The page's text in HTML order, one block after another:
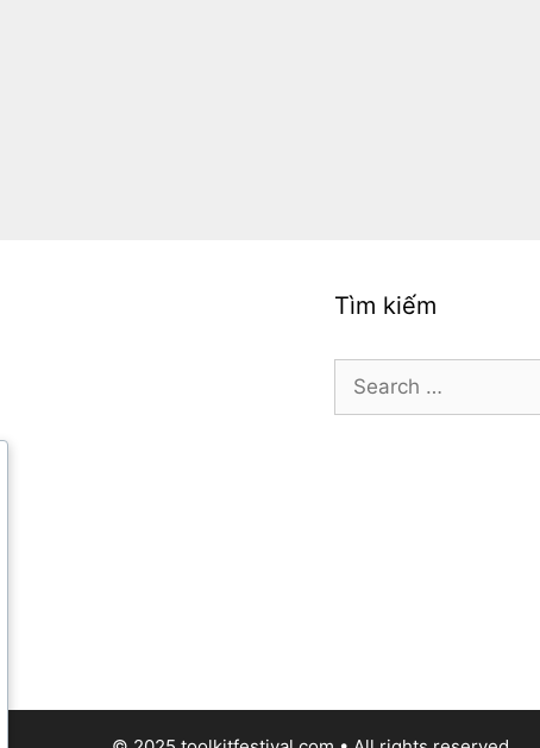
Tìm kiếm
Search
for: